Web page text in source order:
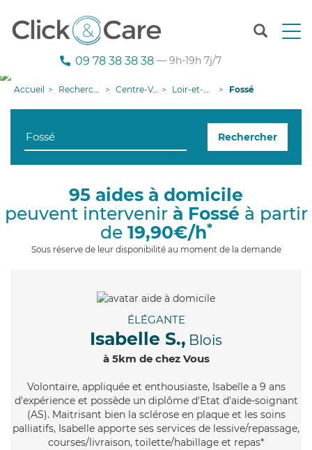
T
n
g
i
09 78 38 38 38 — 9h-19h 7j/7
Accueil Recherche aide à domicile Centre-Val de Loire Loir-et-Cher Fossé
Rechercher
95 aides à domicile
peuvent intervenir à Fossé à partir
de 19,90€/h*
Sous réserve de leur disponibilité au moment de la demande
ÉLÉGANTE
Isabelle S., Blois
à 5km de chez Vous
Volontaire, appliquée et enthousiaste, Isabelle a 9 ans
d'expérience et possède un diplôme d'Etat d'aide-soignant
(AS). Maitrisant bien la sclérose en plaque et les soins
palliatifs, Isabelle apporte ses services de lessive/repassage,
courses/livraison, toilette/habillage et repas*